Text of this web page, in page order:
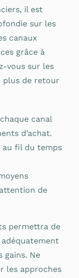
il est
sur les
canaux
grâce à
vous sur les
plus de retour
canal
d’achat.
au fil du temps
de
permettra de
gains. Ne
les approches